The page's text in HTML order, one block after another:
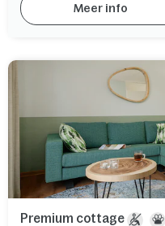
Meer info
Premium cottage